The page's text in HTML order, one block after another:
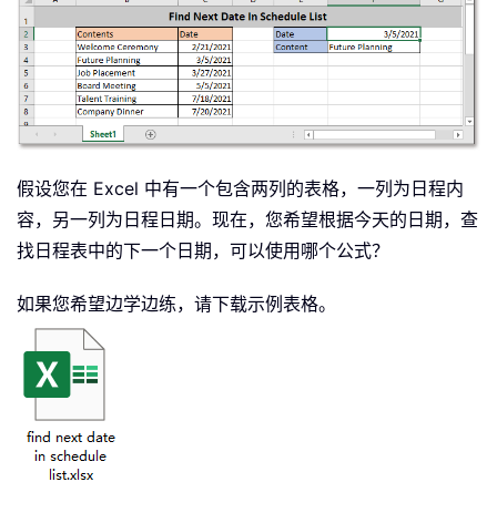
假设您在 Excel 中有一个包含两列的表格，一列为日程内
容，另一列为日程日期。现在，您希望根据今天的日期，查
找日程表中的下一个日期，可以使用哪个公式？
如果您希望边学边练，请下载示例表格。